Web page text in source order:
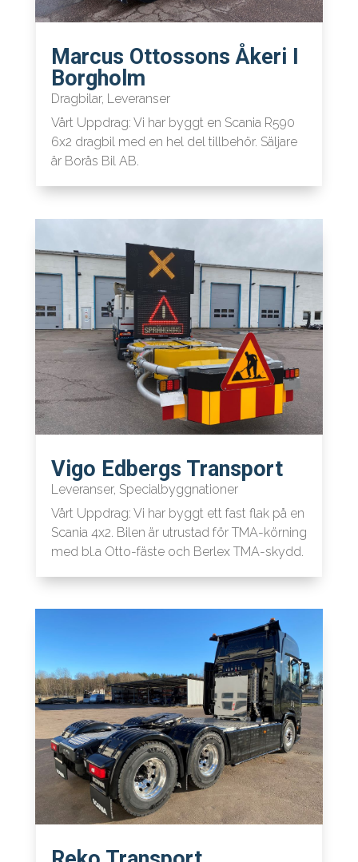
Marcus Ottossons Åkeri I
Borgholm
Dragbilar, Leveranser
Vårt Uppdrag: Vi har byggt en Scania R590
6x2 dragbil med en hel del tillbehör. Säljare
är Borås Bil AB.
Vigo Edbergs Transport
Leveranser, Specialbyggnationer
Vårt Uppdrag: Vi har byggt ett fast flak på en
Scania 4x2. Bilen är utrustad för TMA-körning
med bl.a Otto-fäste och Berlex TMA-skydd.